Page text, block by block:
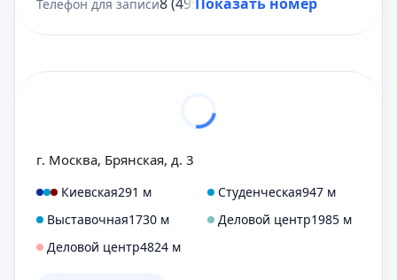
Телефон для записи
г. Москва, Брянская, д. 3
Киевская291 м Студенческая947 м
Выставочная1730 м Деловой центр1985 м
Деловой центр4824 м